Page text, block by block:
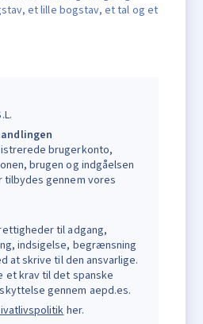
et lille bogstav, et tal og et
brugerkonto,
brugen og indgåelsen
gennem vores
til adgang,
indsigelse, begrænsning
at skrive til den ansvarlige.
et krav til det spanske
gennem aepd.es.
her.